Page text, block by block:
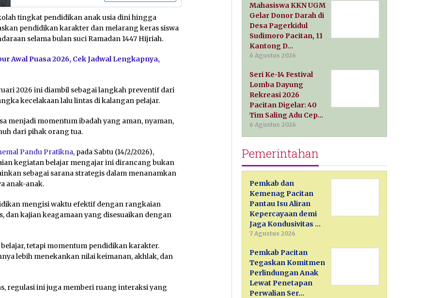
tingkat pendidikan anak usia dini hingga
pendidikan karakter dan melarang keras siswa
selama bulan suci Ramadan 1447 Hijriah.
Awal Puasa 2026, Cek Jadwal Lengkapnya,
2026 ini diambil sebagai langkah preventif dari
kecelakaan lalu lintas di kalangan pelajar.
menjadi momentum ibadah yang aman, nyaman,
dari pihak orang tua.
Pandu Pratikna, pada Sabtu (14/2/2026),
kegiatan belajar mengajar ini dirancang bukan
sebagai sarana strategis dalam menanamkan
anak-anak.
mengisi waktu efektif dengan rangkaian
dan kajian keagamaan yang disesuaikan dengan
tetapi momentum pendidikan karakter.
lebih menekankan nilai keimanan, akhlak, dan
regulasi ini juga memberi ruang interaksi yang
Mahasiswa KKN UGM
Gelar Donor Darah di
Desa Pagerkidul
Sudimoro Pacitan, 11
Kantong D…
6 Agustus 2026
Seri Ke-14 Festival
Lomba Dayung
Rekreasi 2026
Pacitan Digelar: 40
Tim Saling Adu Cep…
6 Agustus 2026
Pemerintahan
Pemkab dan
Kemenag Pacitan
Pantau Isu Aliran
Kepercayaan demi
Jaga Kondusivitas …
7 Agustus 2026
Pemkab Pacitan
Tegaskan Komitmen
Perlindungan Anak
Lewat Penetapan
Perwalian Ser…